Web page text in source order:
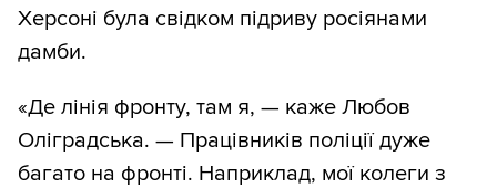
Херсоні була свідком підриву росіянами
дамби.
«Де лінія фронту, там я, — каже Любов
Оліградська. — Працівників поліції дуже
багато на фронті. Наприклад, мої колеги з